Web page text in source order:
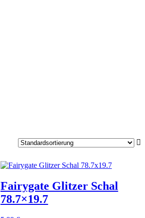
Fairygate Glitzer Schal
78.7×19.7